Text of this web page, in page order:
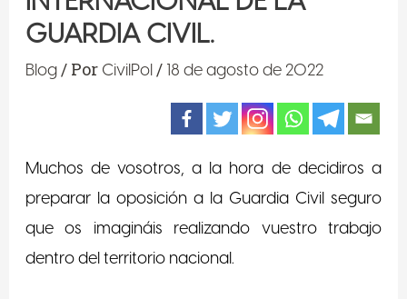
GUARDIA CIVIL.
Blog/ Por CivilPol / 18 de agosto de 2022
Muchos de vosotros, a la hora de decidiros a
preparar la oposición a la Guardia Civil seguro
que os imagináis realizando vuestro trabajo
dentro del territorio nacional.